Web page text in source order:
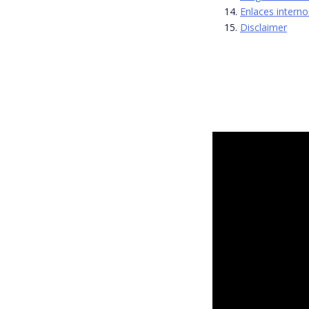
Enlaces
Disclaimer